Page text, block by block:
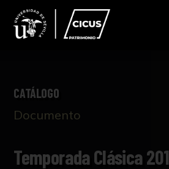
CATÁLOGO
Documento
Temporada Clásica